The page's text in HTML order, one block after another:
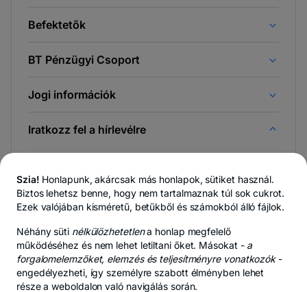
Befektetők
BT Pénzügyi Csoport
Jogi információk
Iratkozz fel a hírlevélre
új
lapon
nyílik
meg
Adatvédelmi központ - új lapon nyílik meg
Adatvédelmi szabályzat - új lapon
Sütikre
Szia! Honlapunk, akárcsak más honlapok, sütiket használ.
Biztos lehetsz benne, hogy nem tartalmaznak túl sok cukrot.
Ezek valójában kisméretű, betűkből és számokból álló fájlok.
Néhány süti nélkülözhetetlena honlap megfelelő
működéséhez és nem lehet letiltani őket. Másokat - a
forgalomelemzőket, elemzés és teljesítményre vonatkozók-
engedélyezheti, így személyre szabott élményben lehet
része a weboldalon való navigálás során.